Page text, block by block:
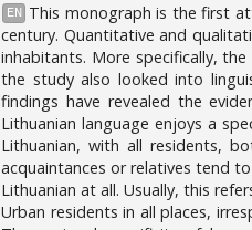
EN
This monograph is the first
century. Quantitative and
inhabitants. More specifically,
the study also looked into
findings have revealed the
Lithuanian language enjoys a
Lithuanian, with all residents,
acquaintances or relatives tend
Lithuanian at all. Usually, this
Urban residents in all places,